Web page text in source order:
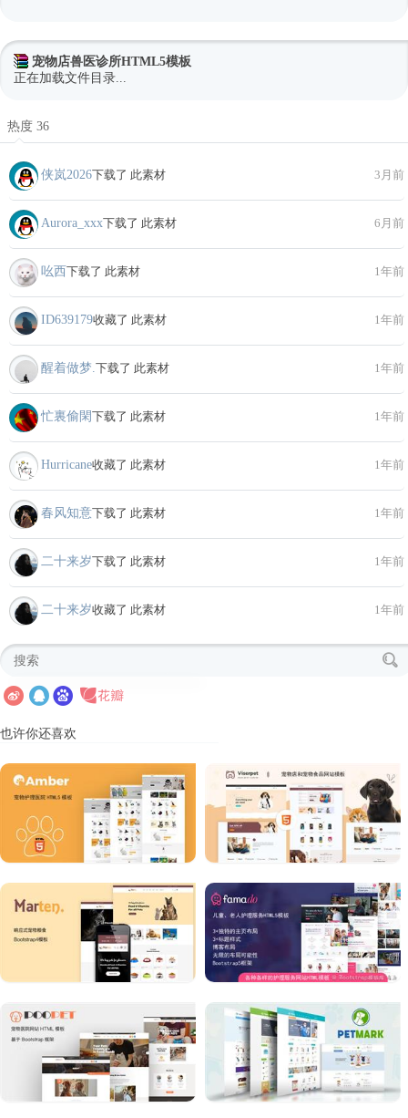
宠物店兽医诊所HTML5模板
正在加载文件目录...
热度 36
侠岚2026下载了 此素材 3月前
Aurora_xxx下载了 此素材 6月前
吆西下载了 此素材 1年前
ID639179收藏了 此素材 1年前
醒着做梦.下载了 此素材 1年前
忙裏偷閑下载了 此素材 1年前
Hurricane收藏了 此素材 1年前
春风知意下载了 此素材 1年前
二十来岁下载了 此素材 1年前
二十来岁收藏了 此素材 1年前
也许你还喜欢